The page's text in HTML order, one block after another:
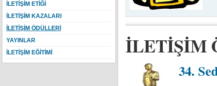
İLETİŞİM
34.
İLETİŞİM ETİĞİ
İLETİŞİM KAZALARI
İLETİŞİM ÖDÜLLERİ
YAYINLAR
İLETİŞİM EĞİTİMİ